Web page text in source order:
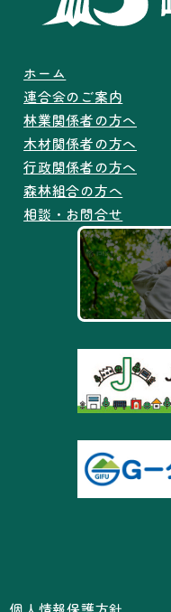
ホーム
連合会のご案内
林業関係者の方へ
木材関係者の方へ
行政関係者の方へ
森林組合の方へ
相談・お問合せ